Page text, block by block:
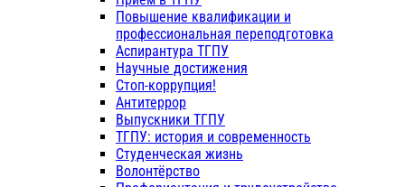
Повышение квалификации и
профессиональная переподготовка
Аспирантура ТГПУ
Научные достижения
Стоп-коррупция!
Антитеррор
Выпускники ТГПУ
ТГПУ: история и современность
Студенческая жизнь
Волонтёрство